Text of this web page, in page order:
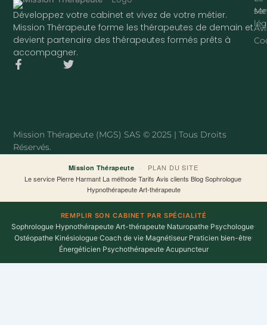
Développez votre cabinet et vivez de votre métier.
Mission Thérapeute forme les thérapeutes de demain et
devient partenaire des thérapeutes formés prêts à
accompagner.
F
k
-
T
Mission Thérapeute (MGS) SAS © 2025 | Tous Droits
Réservés.
Mission Thérapeute ·
PLAN DU SITE
Le service·Pierre Harmant·La méthode·Tarifs·Avis clients·Blog·Sophrologue·
Hypnothérapeute·Art-thérapeute
REMPLIR SON CABINET PAR SPÉCIALITÉ
Sophrologue·Hypnothérapeute·Art-thérapeute·Naturopathe·Psychologue·
Ostéopathe·Kinésiologue·Coach de vie·Magnétiseur·Praticien bien-être·
Énergéticien·Psychothérapeute·Acupuncteur